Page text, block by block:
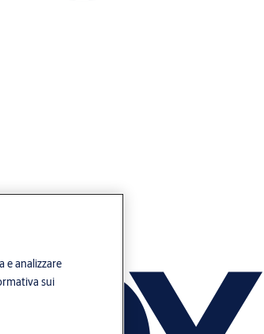
e analizzare
sui